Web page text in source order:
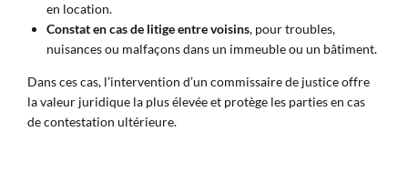
en location.
Constat en cas de litige entre voisins, pour troubles,
nuisances ou malfaçons dans un immeuble ou un bâtiment.
Dans ces cas, l’intervention d’un commissaire de justice offre
la valeur juridique la plus élevée et protège les parties en cas
de contestation ultérieure.